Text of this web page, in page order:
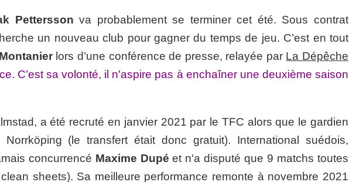
Pettersson va probablement se terminer cet été. Sous contrat
un nouveau club pour gagner du temps de jeu. C’est en tout
lors d’une conférence de presse, relayée par La Dépêche
C’est sa volonté, il n'aspire pas à enchaîner une deuxième saison
a été recruté en janvier 2021 par le TFC alors que le gardien
(le transfert était donc gratuit). International suédois,
concurrencé Maxime Dupé et n'a disputé que 9 matchs toutes
sheets). Sa meilleure performance remonte à novembre 2021